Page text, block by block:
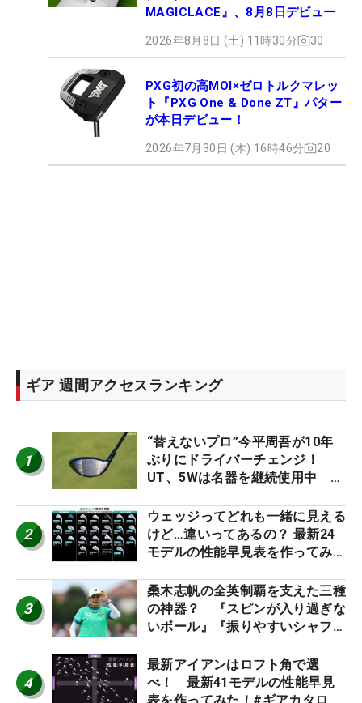
MAGICLACE』、8月8日デビュー
2026年8月8日 (土) 11時30分 30
PXG初の高MOI×ゼロトルクマレッ
ト『PXG One & Done ZT』パター
が本日デビュー！
2026年7月30日 (木) 16時46分 20
ギア 週間アクセスランキング
1
“替えないプロ”今平周吾が10年
ぶりにドライバーチェンジ！
UT、5Wは名器を継続使用中 #
2
ウェッジってどれも一緒に見える
けど…違いってあるの？ 最新24
モデルの性能早見表を作ってみ
3
桑木志帆の全英制覇を支えた三種
の神器？ 『スピンが入り過ぎな
いボール』『振りやすいシャフ
ー』 #女子プロセッティング
4
最新アイアンはロフト角で選
べ！ 最新41モデルの性能早見